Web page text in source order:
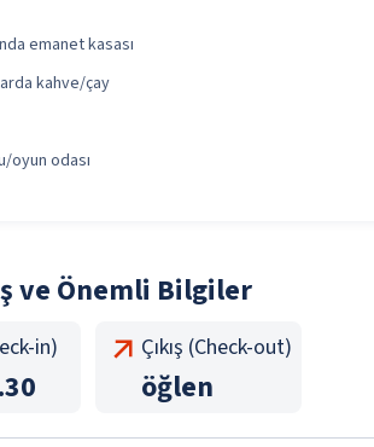
emanet kasası
kahve/çay
oyun odası
ve Önemli Bilgiler
in) Çıkış (Check-out)
öğlen